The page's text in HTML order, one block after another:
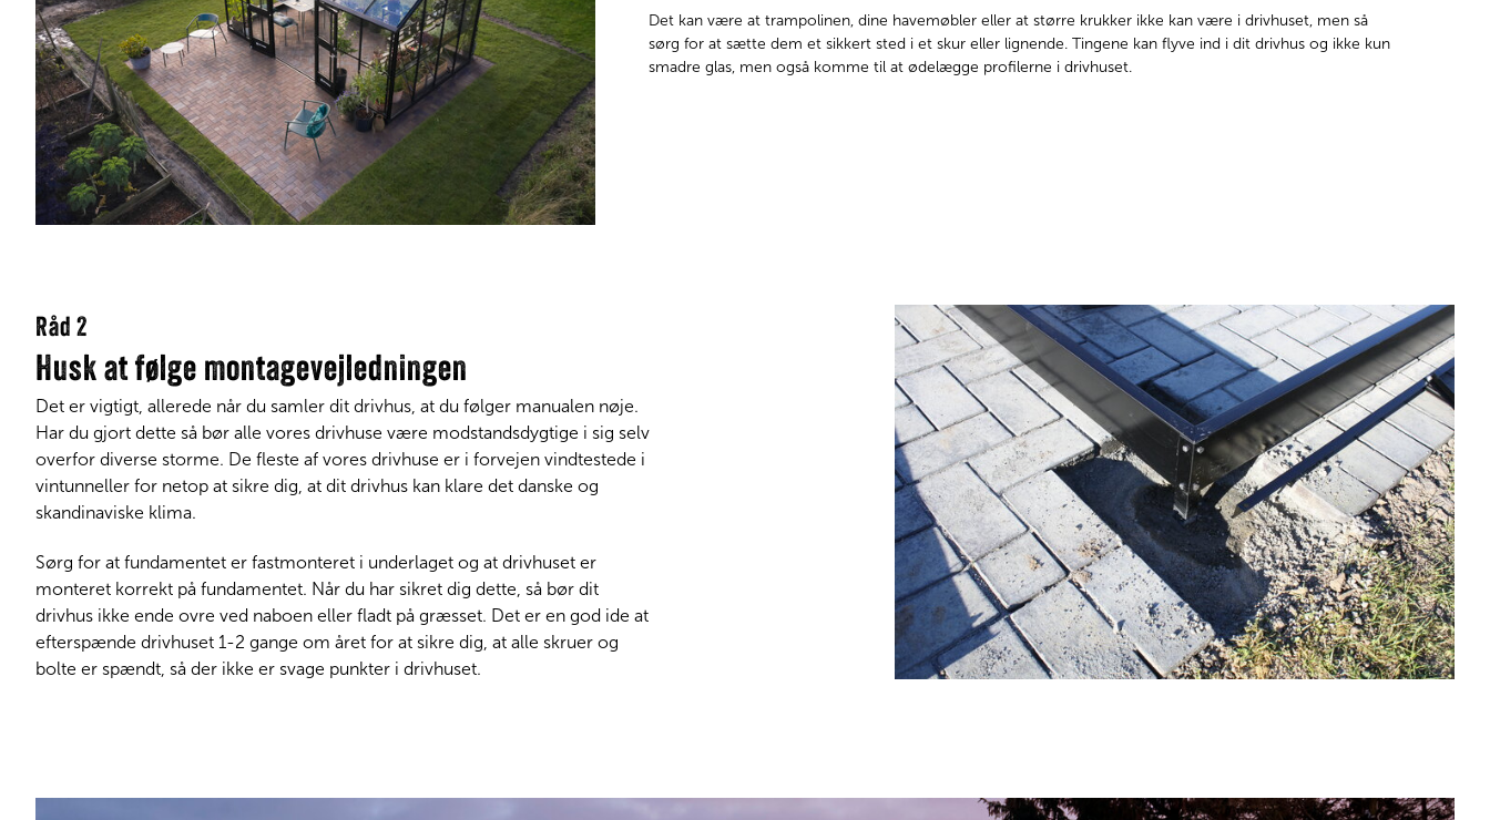
Det kan være at trampolinen, dine havemøbler eller at større krukker ikke kan være i drivhuset, men så
sørg for at sætte dem et sikkert sted i et skur eller lignende. Tingene kan flyve ind i dit drivhus og ikke kun
smadre glas, men også komme til at ødelægge profilerne i drivhuset.
Råd 2
Husk at følge montagevejledningen
Det er vigtigt, allerede når du samler dit drivhus, at du følger manualen nøje.
Har du gjort dette så bør alle vores drivhuse være modstandsdygtige i sig selv
overfor diverse storme. De fleste af vores drivhuse er i forvejen vindtestede i
vintunneller for netop at sikre dig, at dit drivhus kan klare det danske og
skandinaviske klima.
Sørg for at fundamentet er fastmonteret i underlaget og at drivhuset er
monteret korrekt på fundamentet. Når du har sikret dig dette, så bør dit
drivhus ikke ende ovre ved naboen eller fladt på græsset. Det er en god ide at
efterspænde drivhuset 1-2 gange om året for at sikre dig, at alle skruer og
bolte er spændt, så der ikke er svage punkter i drivhuset.